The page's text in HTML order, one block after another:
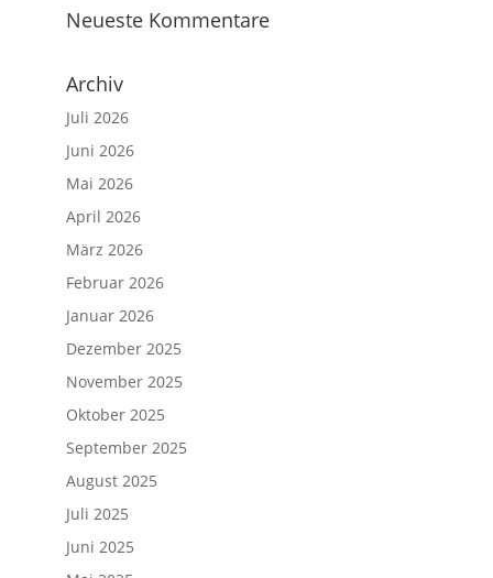
Neueste Kommentare
Archiv
Juli 2026
Juni 2026
Mai 2026
April 2026
März 2026
Februar 2026
Januar 2026
Dezember 2025
November 2025
Oktober 2025
September 2025
August 2025
Juli 2025
Juni 2025